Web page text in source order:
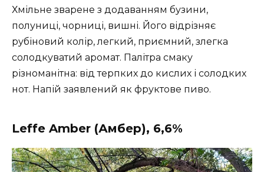
Хмільне зварене з додаванням бузини,
полуниці, чорниці, вишні. Його відрізняє
рубіновий колір, легкий, приємний, злегка
солодкуватий аромат. Палітра смаку
різноманітна: від терпких до кислих і солодких
нот. Напій заявлений як фруктове пиво.
Leffe Amber (Амбер), 6,6%